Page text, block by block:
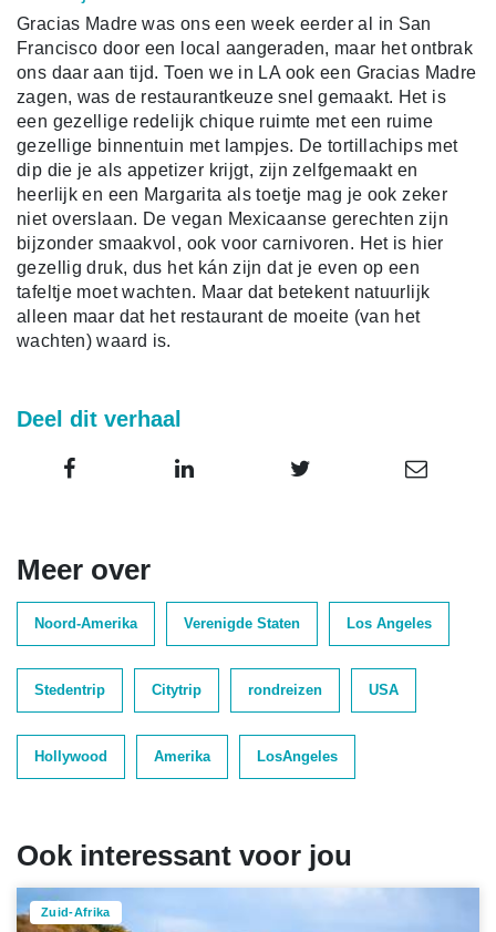
Gracias Madre was ons een week eerder al in San
Francisco door een local aangeraden, maar het ontbrak
ons daar aan tijd. Toen we in LA ook een Gracias Madre
zagen, was de restaurantkeuze snel gemaakt. Het is
een gezellige redelijk chique ruimte met een ruime
gezellige binnentuin met lampjes. De tortillachips met
dip die je als appetizer krijgt, zijn zelfgemaakt en
heerlijk en een Margarita als toetje mag je ook zeker
niet overslaan. De vegan Mexicaanse gerechten zijn
bijzonder smaakvol, ook voor carnivoren. Het is hier
gezellig druk, dus het kán zijn dat je even op een
tafeltje moet wachten. Maar dat betekent natuurlijk
alleen maar dat het restaurant de moeite (van het
wachten) waard is.
Deel dit verhaal
Meer over
Noord-Amerika Verenigde Staten Los Angeles
Stedentrip Citytrip rondreizen USA
Hollywood Amerika LosAngeles
Ook interessant voor jou
Zuid-Afrika